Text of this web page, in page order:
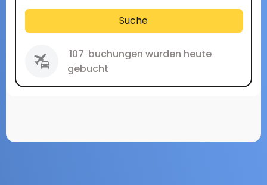
Suche
107 buchungen wurden heute
gebucht